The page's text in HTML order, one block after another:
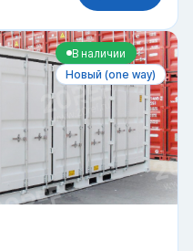
В наличии
Новый (one way)